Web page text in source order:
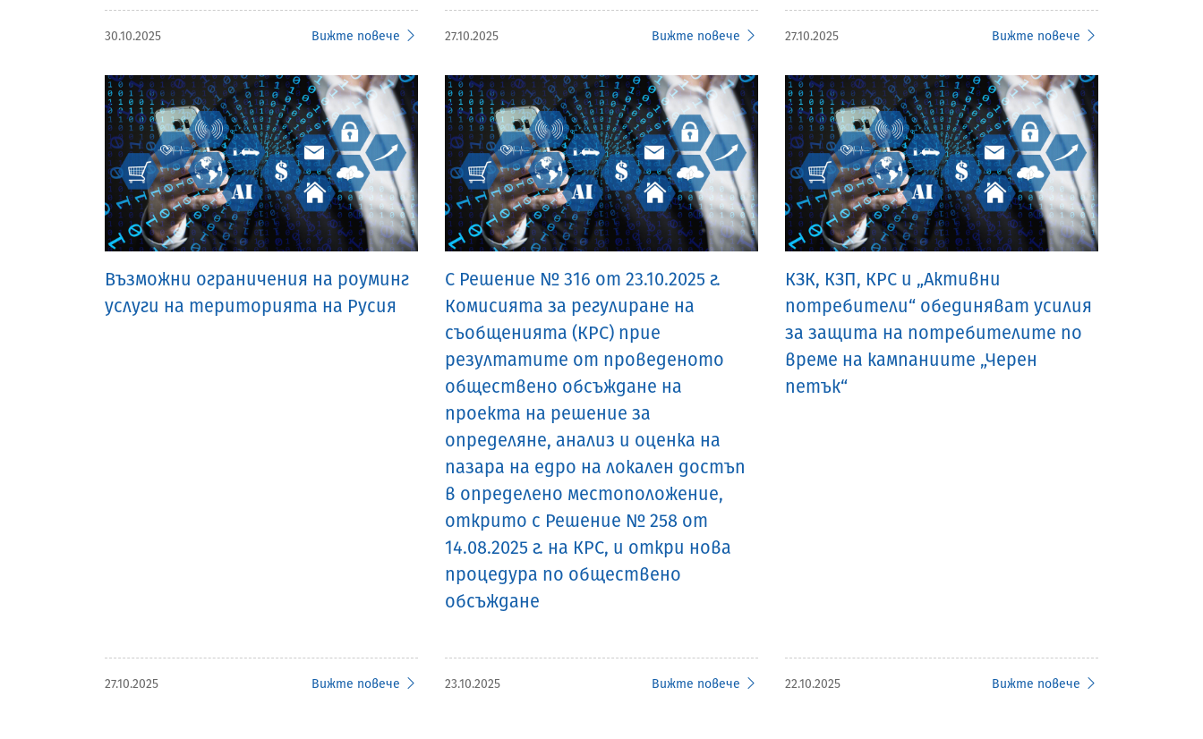
30.10.2025 Вижте повече 27.10.2025 Вижте повече 27.10.2025 Вижте повече
Възможни ограничения на роуминг
услуги на територията на Русия
27.10.2025 Вижте повече
С Решение № 316 от 23.10.2025 г.
Комисията за регулиране на
съобщенията (КРС) прие
резултатите от проведеното
обществено обсъждане на
проекта на решение за
определяне, анализ и оценка на
пазара на едро на локален достъп
в определено местоположение,
открито с Решение № 258 от
14.08.2025 г. на КРС, и откри нова
процедура по обществено
обсъждане
23.10.2025 Вижте повече
КЗК, КЗП, КРС и „Активни
потребители“ обединяват усилия
за защита на потребителите по
време на кампаниите „Черен
петък“
22.10.2025 Вижте повече